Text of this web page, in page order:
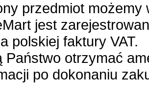
przedmiot
jest
polskiej faktury VAT.
Państwo otrzymać
po dokonaniu